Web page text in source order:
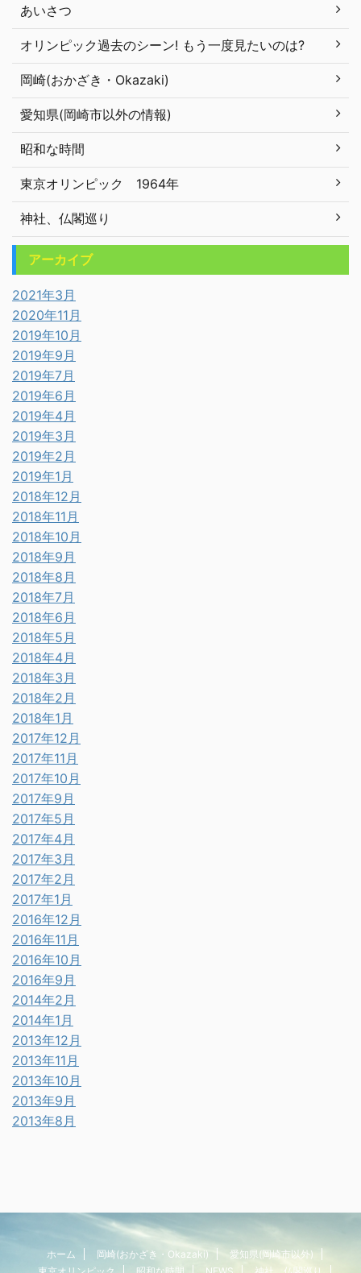
あいさつ
オリンピック過去のシーン! もう一度見たいのは?
岡崎(おかざき・Okazaki)
愛知県(岡崎市以外の情報)
昭和な時間
東京オリンピック 1964年
神社、仏閣巡り
アーカイブ
2021年3月
2020年11月
2019年10月
2019年9月
2019年7月
2019年6月
2019年4月
2019年3月
2019年2月
2019年1月
2018年12月
2018年11月
2018年10月
2018年9月
2018年8月
2018年7月
2018年6月
2018年5月
2018年4月
2018年3月
2018年2月
2018年1月
2017年12月
2017年11月
2017年10月
2017年9月
2017年5月
2017年4月
2017年3月
2017年2月
2017年1月
2016年12月
2016年11月
2016年10月
2016年9月
2014年2月
2014年1月
2013年12月
2013年11月
2013年10月
2013年9月
2013年8月
ホーム 岡崎(おかざき・Okazaki)
愛知県(岡崎市以外)